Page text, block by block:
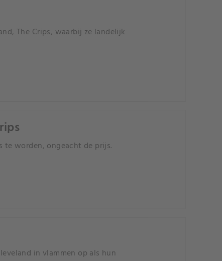
The Crips, waarbij ze landelijk
te worden, ongeacht de prijs.
in vlammen op als hun